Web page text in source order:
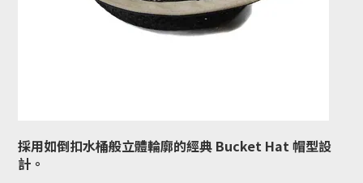
採用如倒扣水桶般立體輪廓的經典 Bucket Hat 帽型設
計。